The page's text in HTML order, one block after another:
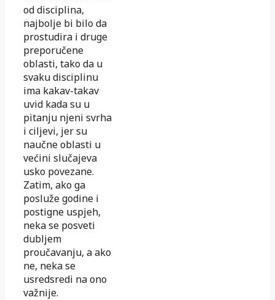
od disciplina,
najbolje bi bilo da
prostudira i druge
preporučene
oblasti, tako da u
svaku disciplinu
ima kakav-takav
uvid kada su u
pitanju njeni svrha
i ciljevi, jer su
naučne oblasti u
većini slučajeva
usko povezane.
Zatim, ako ga
posluže godine i
postigne uspjeh,
neka se posveti
dubljem
proučavanju, a ako
ne, neka se
usredsredi na ono
važnije.